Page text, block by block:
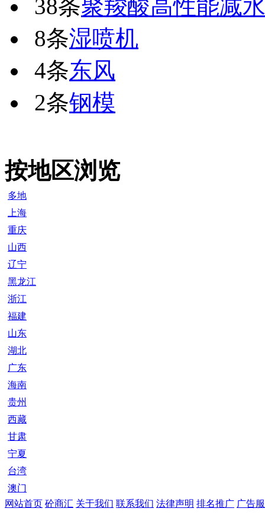
38条聚羧酸高性能减
8条湿喷机
4条东风
2条钢模
按地区浏览
多地
上海
重庆
山西
辽宁
黑龙江
浙江
福建
山东
湖北
广东
海南
贵州
西藏
甘肃
宁夏
台湾
澳门
网站首页 砼商汇 关于我们 联系我们 法律声明 排名推广 广告